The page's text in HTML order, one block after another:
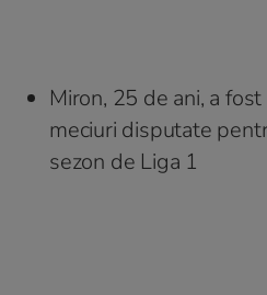
Miron, 25 de ani, a
meciuri disputate
sezon de Liga 1